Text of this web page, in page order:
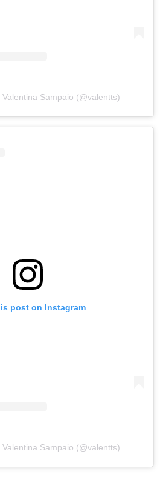
Sampaio (@valentts)
post on Instagram
Sampaio (@valentts)